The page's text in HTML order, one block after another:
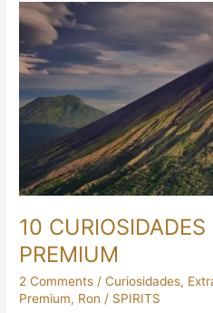
10 CURIOSIDADES
PREMIUM
2 Comments /Curiosidades,
Premium, Ron / SPIRITS
10
CURIOSIDADES
SOBRE
EL
RON
PREMIUM